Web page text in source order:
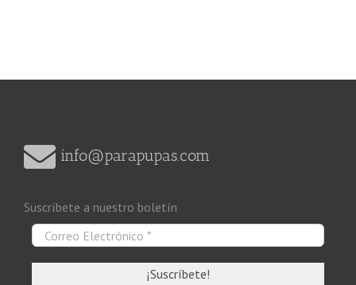
info@parapupas.com
Suscríbete a nuestro boletín